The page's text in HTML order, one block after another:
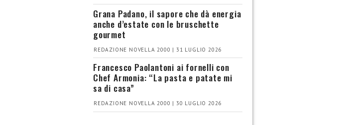
Grana Padano, il sapore che dà energia
anche d’estate con le bruschette
gourmet
REDAZIONE NOVELLA 2000 | 31 LUGLIO 2026
Francesco Paolantoni ai fornelli con
Chef Armonia: “La pasta e patate mi
sa di casa”
REDAZIONE NOVELLA 2000 | 30 LUGLIO 2026